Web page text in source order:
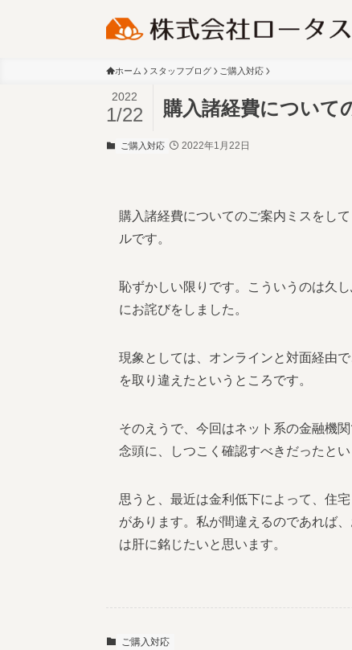
ホーム スタッフブログ ご購入対応
購入諸経費について
2022
1/22
ご購入対応 2022年1月22日
購入諸経費についてのご案内ミスをし
ルです。
恥ずかしい限りです。こういうのは久
にお詫びをしました。
現象としては、オンラインと対面経由
を取り違えたというところです。
そのえうで、今回はネット系の金融機
念頭に、しつこく確認すべきだったと
思うと、最近は金利低下によって、住
があります。私が間違えるのであれば
は肝に銘じたいと思います。
ご購入対応